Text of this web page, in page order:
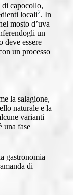
di capocollo,
locali2. In
mosto d’uva
un
deve essere
un processo
la salagione,
naturale e la
varianti
una fase
gastronomia
di